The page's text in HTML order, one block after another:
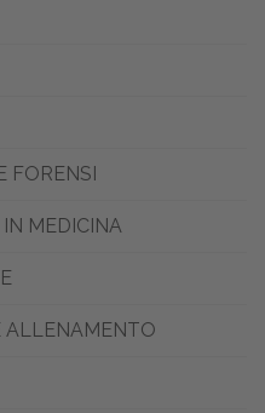
FORENSI
MEDICINA
ALLENAMENTO